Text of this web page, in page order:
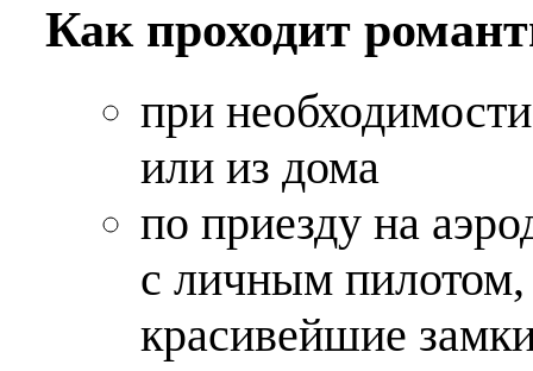
Как проходит
при
или из дома
по приезду на
с личным
красивейшие